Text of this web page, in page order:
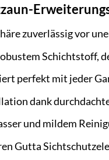
zuverlässig vor
Schichtstoff,
perfekt mit jeder
dank
und mildem
Gutta